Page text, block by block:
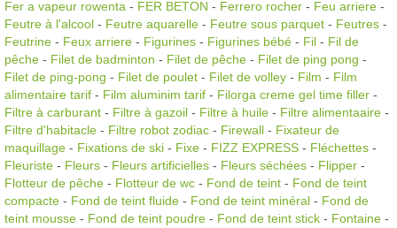
Fer a vapeur rowenta - FER BETON - Ferrero rocher - Feu arriere -
Feutre à l'alcool - Feutre aquarelle - Feutre sous parquet - Feutres -
Feutrine - Feux arriere - Figurines - Figurines bébé - Fil - Fil de
pêche - Filet de badminton - Filet de pêche - Filet de ping pong -
Filet de ping-pong - Filet de poulet - Filet de volley - Film - Film
alimentaire tarif - Film aluminim tarif - Filorga creme gel time filler -
Filtre à carburant - Filtre à gazoil - Filtre à huile - Filtre alimentaaire -
Filtre d'habitacle - Filtre robot zodiac - Firewall - Fixateur de
maquillage - Fixations de ski - Fixe - FIZZ EXPRESS - Fléchettes -
Fleuriste - Fleurs - Fleurs artificielles - Fleurs séchées - Flipper -
Flotteur de pêche - Flotteur de wc - Fond de teint - Fond de teint
compacte - Fond de teint fluide - Fond de teint minéral - Fond de
teint mousse - Fond de teint poudre - Fond de teint stick - Fontaine -